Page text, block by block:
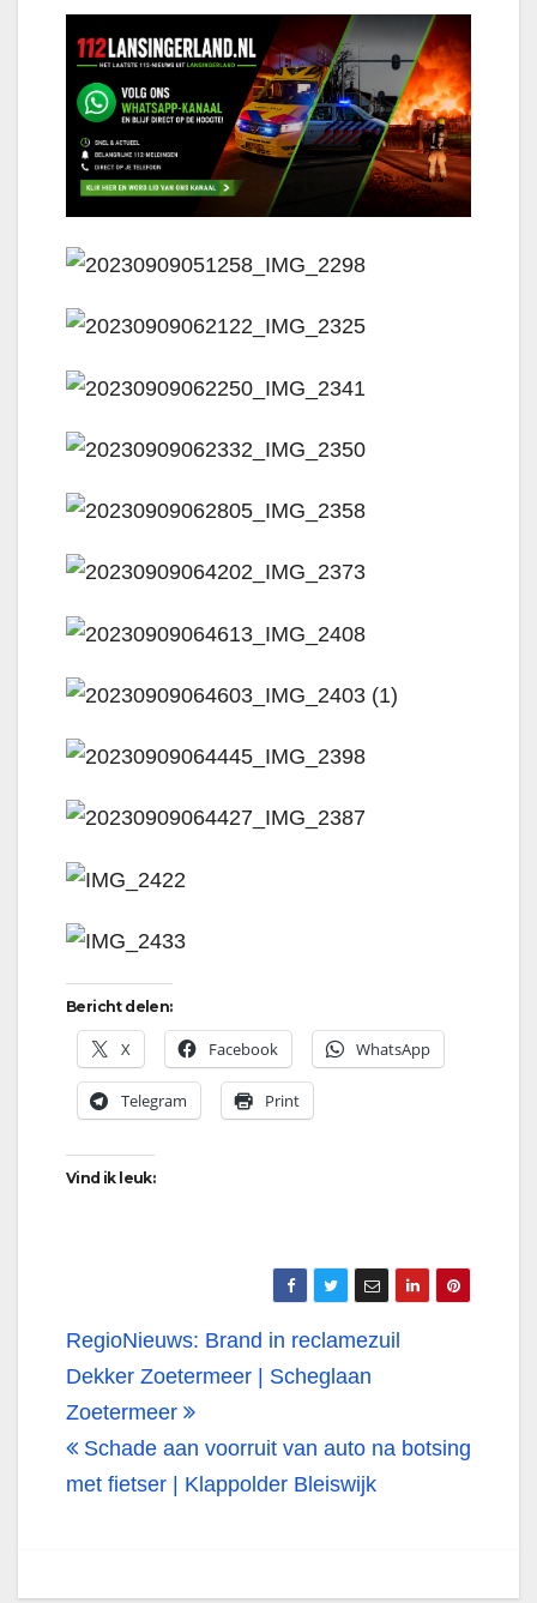
Bericht delen:
X Facebook WhatsApp
Telegram Print
Vind ik leuk:
Bericht
navigatie
RegioNieuws: Brand in reclamezuil
Dekker Zoetermeer | Scheglaan
Zoetermeer
Schade aan voorruit van auto na botsing
met fietser | Klappolder Bleiswijk